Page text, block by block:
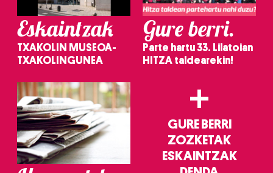
Eskaintzak
TXAKOLIN MUSEOA-
TXAKOLINGUNEA
Gure berri.
Parte hartu 33. Lilatoian
HITZA taldearekin!
+
GURE BERRI
ZOZKETAK
ESKAINTZAK